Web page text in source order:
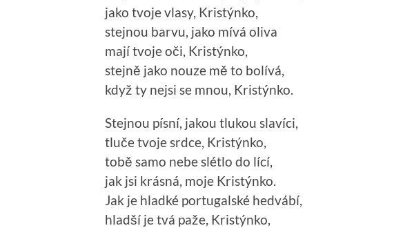
jako tvoje vlasy, Kristýnko,
stejnou barvu, jako mívá oliva
mají tvoje oči, Kristýnko,
stejně jako nouze mě to bolívá,
když ty nejsi se mnou, Kristýnko.
Stejnou písní, jakou tlukou slavíci,
tluče tvoje srdce, Kristýnko,
tobě samo nebe slétlo do lící,
jak jsi krásná, moje Kristýnko.
Jak je hladké portugalské hedvábí,
hladší je tvá paže, Kristýnko,